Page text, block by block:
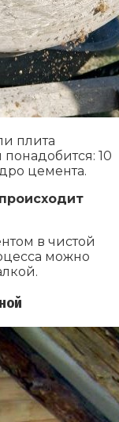
плита
10
цемента.
в чистой
можно